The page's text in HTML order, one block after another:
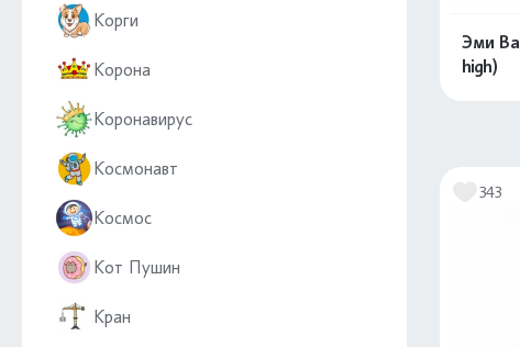
Корги
Корона
Коронавирус
Космонавт
Космос
Кот Пушин
Кран
Эми
high)
343